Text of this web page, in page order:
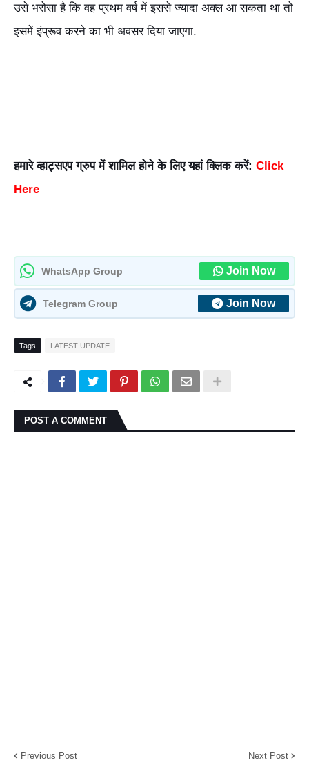
उसे भरोसा है कि वह प्रथम वर्ष में इससे ज्यादा अक्ल आ सकता था तो
इसमें इंप्रूव करने का भी अवसर दिया जाएगा.
हमारे व्हाट्सएप ग्रुप में शामिल होने के लिए यहां क्लिक करें: Click
Here
WhatsApp Group Join Now
Telegram Group Join Now
Tags LATEST UPDATE
POST A COMMENT
Previous Post Next Post